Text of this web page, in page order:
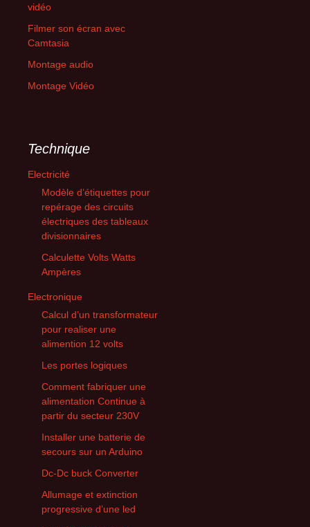
vidéo
Filmer son écran avec
Camtasia
Montage audio
Montage Vidéo
Technique
Electricité
Modèle d’étiquettes pour
repérage des circuits
électriques des tableaux
divisionnaires
Calculette Volts Watts
Ampères
Electronique
Calcul d’un transformateur
pour realiser une
alimention 12 volts
Les portes logiques
Comment fabriquer une
alimentation Continue à
partir du secteur 230V
Installer une batterie de
secours sur un Arduino
Dc-Dc buck Converter
Allumage et extinction
progressive d’une led